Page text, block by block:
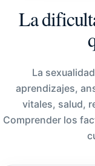
La
La
aprendizajes,
vitales, salud,
Comprender los